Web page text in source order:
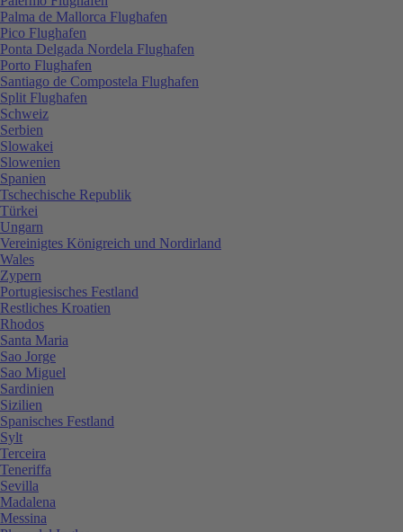
Palma de Mallorca Flughafen
Pico Flughafen
Ponta Delgada Nordela Flughafen
Porto Flughafen
Santiago de Compostela Flughafen
Split Flughafen
Schweiz
Serbien
Slowakei
Slowenien
Spanien
Tschechische Republik
Türkei
Ungarn
Vereinigtes Königreich und Nordirland
Wales
Zypern
Portugiesisches Festland
Restliches Kroatien
Rhodos
Santa Maria
Sao Jorge
Sao Miguel
Sardinien
Sizilien
Spanisches Festland
Sylt
Terceira
Teneriffa
Sevilla
Madalena
Messina